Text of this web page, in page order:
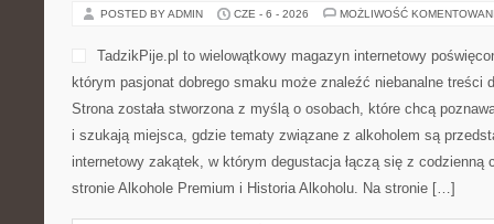
POSTED BY ADMIN CZE - 6 - 2026 MOŻLIWOŚĆ
TadzikPije.pl to wielowątkowy magazyn internetowy
którym pasjonat dobrego smaku może znaleźć niebanalne treści
Strona została stworzona z myślą o osobach, które chcą
i szukają miejsca, gdzie tematy związane z alkoholem są
internetowy zakątek, w którym degustacja łączą się z codzienną
stronie Alkohole Premium i Historia Alkoholu. Na stronie […]